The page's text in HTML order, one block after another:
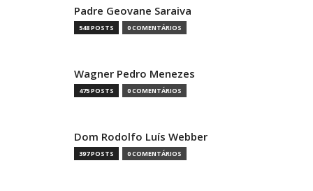
Padre Geovane Saraiva
548 POSTS 0 COMENTÁRIOS
Wagner Pedro Menezes
475 POSTS 0 COMENTÁRIOS
Dom Rodolfo Luís Webber
397 POSTS 0 COMENTÁRIOS